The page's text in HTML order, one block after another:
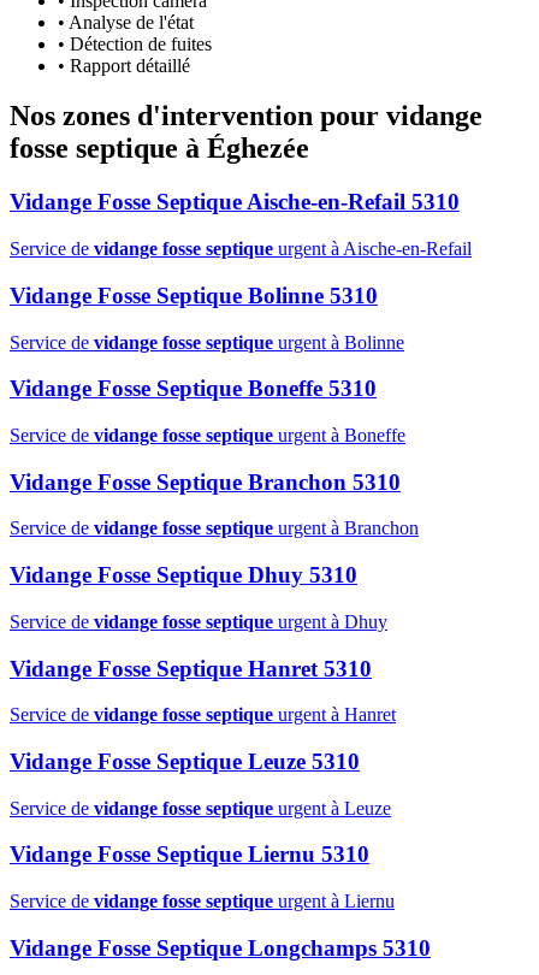
• Analyse de l'état
• Détection de fuites
• Rapport détaillé
Nos zones d'intervention pour vidange
fosse septique à Éghezée
Vidange Fosse Septique Aische-en-Refail 5310
Service de vidange fosse septique urgent à Aische-en-Refail
Vidange Fosse Septique Bolinne 5310
Service de vidange fosse septique urgent à Bolinne
Vidange Fosse Septique Boneffe 5310
Service de vidange fosse septique urgent à Boneffe
Vidange Fosse Septique Branchon 5310
Service de vidange fosse septique urgent à Branchon
Vidange Fosse Septique Dhuy 5310
Service de vidange fosse septique urgent à Dhuy
Vidange Fosse Septique Hanret 5310
Service de vidange fosse septique urgent à Hanret
Vidange Fosse Septique Leuze 5310
Service de vidange fosse septique urgent à Leuze
Vidange Fosse Septique Liernu 5310
Service de vidange fosse septique urgent à Liernu
Vidange Fosse Septique Longchamps 5310